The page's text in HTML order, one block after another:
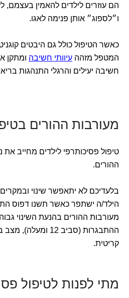
הם עוזרים לילדים להאמין בעצמם,
ו״לספוג״ אותן פנימה לאגו.
כאשר הטיפול כולל גם היבטים
המטפל מזהה עיוותי חשיבה ומתקן
חשיבה יעילים והרגלי התנהגות
מעורבות ההורים
טיפול פסיכותרפי לילדים מחייב
ההורים.
בלעדיכם לא יתאפשר שינוי
הילד/ה ישתפר כאשר תשנו דפוס
מעורבות ההורים בהנעת השינוי
ההתבגרות (סביב 12
קריטית.
מתי לפנות לטיפול